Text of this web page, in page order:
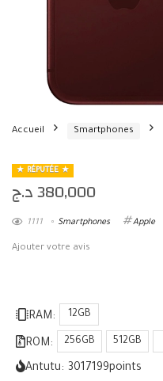
Accueil Smartphones
RÉPUTÉE
380,000د.ج
1111 Smartphones Apple
Ajouter votre avis
RAM: 12GB
ROM: 256GB 512GB
Antutu: 3017199points